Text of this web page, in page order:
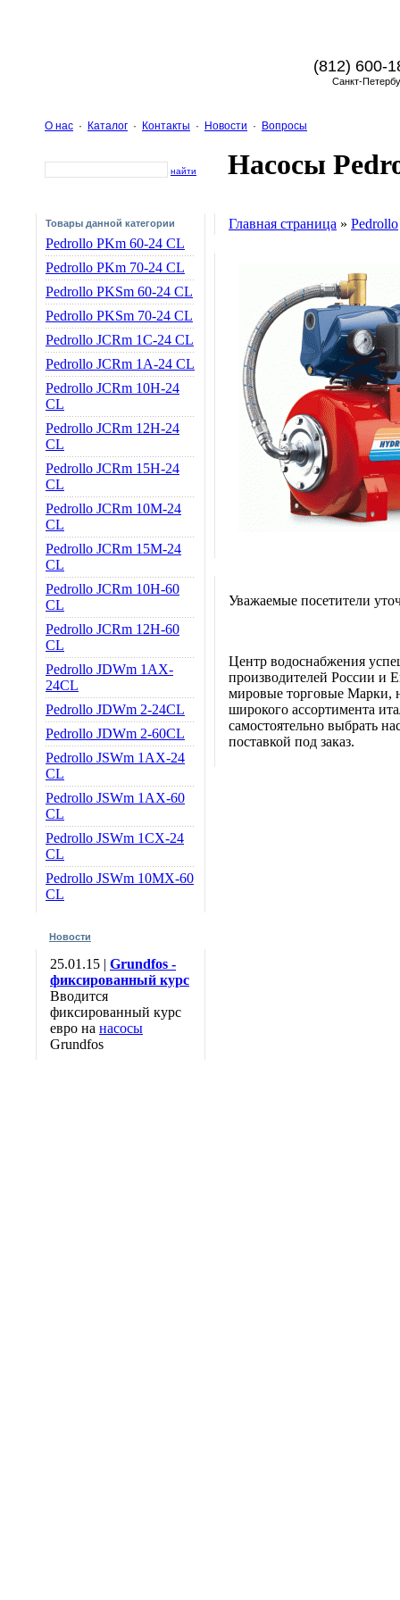
(812) 600-
Санкт-
О нас · Каталог · Контакты · Новости · Вопросы
найти Насосы
Товары данной категории
Pedrollo PKm 60-24 CL
Pedrollo PKm 70-24 CL
Pedrollo PKSm 60-24 CL
Pedrollo PKSm 70-24 CL
Pedrollo JCRm 1C-24 CL
Pedrollo JCRm 1A-24 CL
Pedrollo JCRm 10H-24
CL
Pedrollo JCRm 12H-24
CL
Pedrollo JCRm 15H-24
CL
Pedrollo JCRm 10M-24
CL
Pedrollo JCRm 15M-24
CL
Pedrollo JCRm 10H-60
CL
Pedrollo JCRm 12H-60
CL
Pedrollo JDWm 1AX-
24CL
Pedrollo JDWm 2-24CL
Pedrollo JDWm 2-60CL
Pedrollo JSWm 1AX-24
CL
Pedrollo JSWm 1AX-60
CL
Pedrollo JSWm 1CX-24
CL
Pedrollo JSWm 10MХ-60
CL
Новости
25.01.15 | Grundfos -
фиксированный курс
Вводится
фиксированный курс
евро на насосы
Grundfos
Главная страница » Pedrollo
Уважаемые посетители
Центр водоснабжения
производителей России и
мировые торговые Марки,
широкого ассортимента
самостоятельно выбрать
поставкой под заказ.